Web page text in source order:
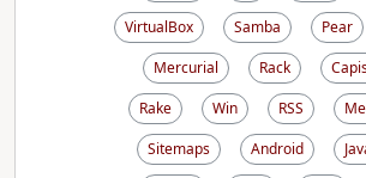
VirtualBox
Samba Pear
Mercurial
Rack
Rake
Win RSS
Sitemaps
Android